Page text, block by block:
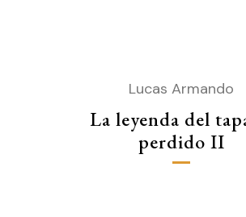
Lucas Armando
La leyenda del
perdido II